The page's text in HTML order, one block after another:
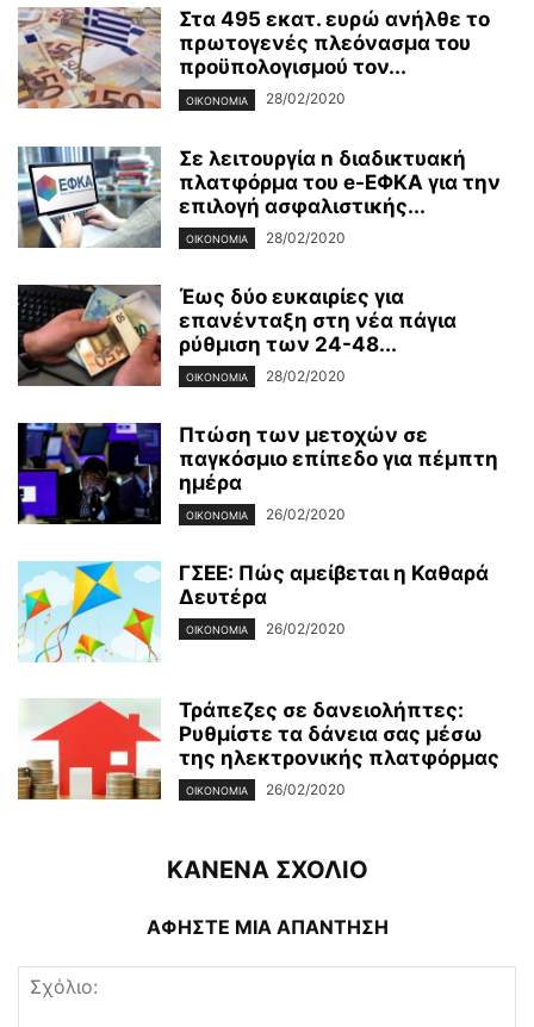
Στα 495 εκατ. ευρώ ανήλθε το
πρωτογενές πλεόνασμα του
προϋπολογισμού τον...
ΟΙΚΟΝΟΜΊΑ 28/02/2020
Σε λειτουργία n διαδικτυακή
πλατφόρμα του e-ΕΦΚΑ για την
επιλογή ασφαλιστικής...
ΟΙΚΟΝΟΜΊΑ 28/02/2020
Έως δύο ευκαιρίες για
επανένταξη στη νέα πάγια
ρύθμιση των 24-48...
ΟΙΚΟΝΟΜΊΑ 28/02/2020
Πτώση των μετοχών σε
παγκόσμιο επίπεδο για πέμπτη
ημέρα
ΟΙΚΟΝΟΜΊΑ 26/02/2020
ΓΣΕΕ: Πώς αμείβεται η Καθαρά
Δευτέρα
ΟΙΚΟΝΟΜΊΑ 26/02/2020
Τράπεζες σε δανειολήπτες:
Ρυθμίστε τα δάνεια σας μέσω
της ηλεκτρονικής πλατφόρμας
ΟΙΚΟΝΟΜΊΑ 26/02/2020
ΚΑΝΕΝΑ ΣΧΟΛΙΟ
ΑΦΗΣΤΕ ΜΙΑ ΑΠΑΝΤΗΣΗ